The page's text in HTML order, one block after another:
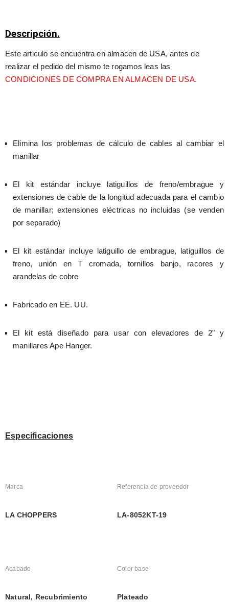
Descripción.
Este articulo se encuentra en almacen de USA, antes de
CONDICIONES DE COMPRA EN ALMACEN DE USA.
Elimina los problemas de cálculo de cables al cambiar el
manillar
El kit estándar incluye latiguillos de freno/embrague y
extensiones de cable de la longitud adecuada para el cambio
de manillar; extensiones eléctricas no incluidas (se venden
por separado)
El kit estándar incluye latiguillo de embrague, latiguillos de
freno, unión en T cromada, tornillos banjo, racores y
arandelas de cobre
Fabricado en EE. UU.
El kit está diseñado para usar con elevadores de 2" y
manillares Ape Hanger.
Especificaciones
Marca
LA CHOPPERS
Referencia de proveedor
LA-8052KT-19
Acabado
Natural, Recubrimiento
Color base
Plateado